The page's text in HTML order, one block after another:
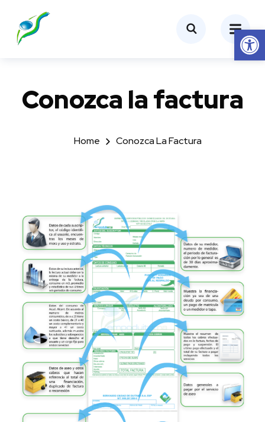
Abrir barra de herramientas
Conozca la factura
Home Conozca La Factura